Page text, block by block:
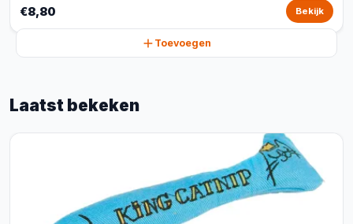
€8,80 Bekijk
Toevoegen
Laatst bekeken